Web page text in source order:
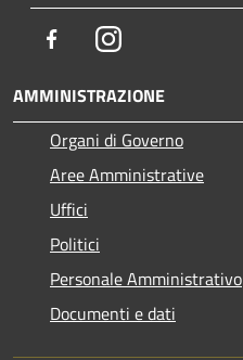
FacebookInstagram
AMMINISTRAZIONE
Organi di Governo
Aree Amministrative
Uffici
Politici
Personale Amministrativo
Documenti e dati